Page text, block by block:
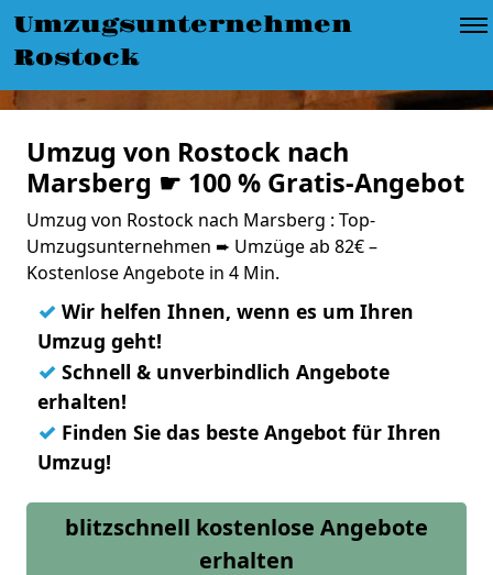
Umzugsunternehmen
Rostock
Umzug von Rostock nach
Marsberg ☛ 100 % Gratis-Angebot
Umzug von Rostock nach Marsberg : Top-
Umzugsunternehmen ➨ Umzüge ab 82€ –
Kostenlose Angebote in 4 Min.
✓ Wir helfen Ihnen, wenn es um Ihren
Umzug geht!
✓ Schnell & unverbindlich Angebote
erhalten!
✓ Finden Sie das beste Angebot für Ihren
Umzug!
blitzschnell kostenlose Angebote
erhalten